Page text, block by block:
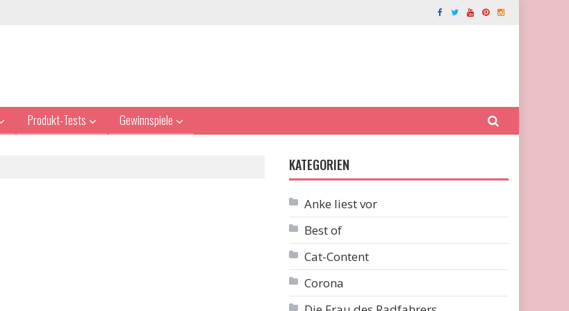
Produkt-Tests Gewinnspiele
KATEGORIEN
Anke liest vor
Best of
Cat-Content
Corona